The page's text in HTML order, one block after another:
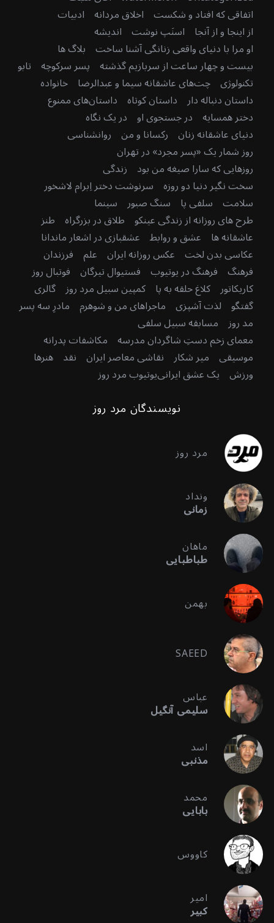
اتفاقی که افتاد و شکست اخلاق مردانه ادبیات
از اینجا و از آنجا اسنَپ نوشت اندیشه
او مرا با دنیای واقعی زنانگی آشنا ساخت بلاگ ها
بیست و چهار ساعت از سربازیم گذشته پسر سرکوچه تابو
تکنولوژی چت‌های عاشقانه سیما و عبدالرضا خانواده
داستان دنباله دار داستان کوتاه داستان‌های ممنوع
دختر همسایه در جستجوی او در یک نگاه
دنیای عاشقانه زنان رکسانا و من روانشناسی
روز شمار یک «پسر مجرد» در تهران
روزهایی که سارا صیغه من بود زندگی
سخت نگیر دنیا دو روزه سرنوشت دختر اِبرام لاشخور
سلامت سلفی پا سنگ صبور سینما
طرح های روزانه از زندگی عینکو طلاق در بزرگراه طنز
عاشقانه ها عشق و روابط عشقبازی در اشعار ماندانا
عکاسی بدن لخت عکس روزانه ایران علم فرزندان
فرهنگ فرهنگ در یوتیوب فستیوال تیرگان فوتبال روز
کاریکاتور کلاغ حلقه به پا کمپین سبیل مرد روز گالری
گفتگو لذت آشپزی ماجراهای من و شوهرم مادرِ سه پسر
مد روز مسابقه سبیل سلفی
معمای زخم دستِ شاگردان مدرسه مکاشفات پدرانه
موسیقی میر شکار نقاشی معاصر ایران نقد هنرها
ورزش یک عشق ایرانییوتیوب مرد روز
نویسندگان مرد روز
مرد روز
ونداد
زمانی
ماهان
طباطبایی
بهمن
SAEED
عباس
سلیمی آنگیل
اسد
مذنبی
محمد
بابایی
کاووس
امیر
کبیر